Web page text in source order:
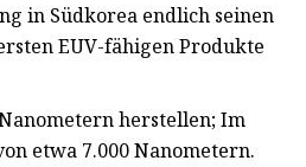
in Südkorea endlich seinen
EUV-fähigen Produkte
herstellen; Im
etwa 7.000 Nanometern.